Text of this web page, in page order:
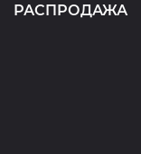
РАСПРОДАЖА